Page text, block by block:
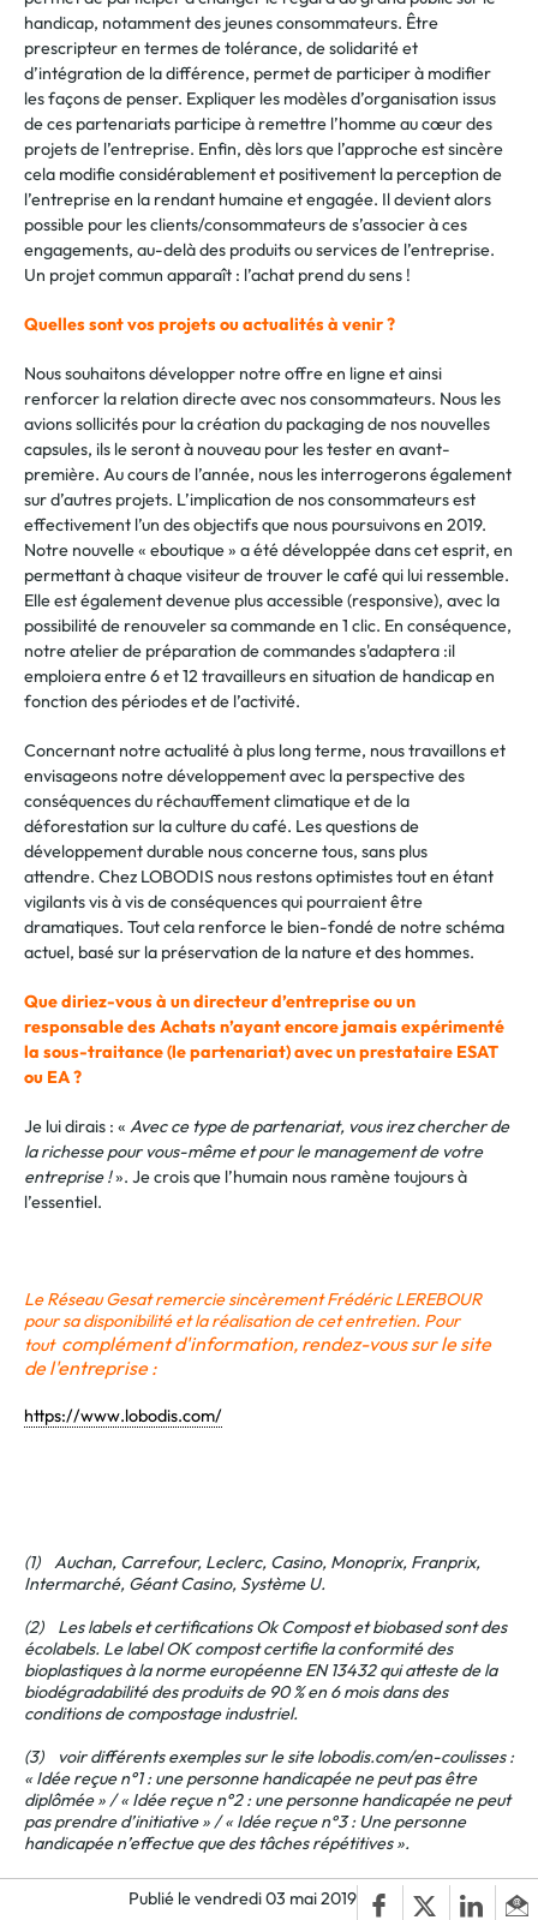
handicap, notamment des jeunes consommateurs. Être
prescripteur en termes de tolérance, de solidarité et
d’intégration de la différence, permet de participer à modifier
les façons de penser. Expliquer les modèles d’organisation issus
de ces partenariats participe à remettre l’homme au cœur des
projets de l’entreprise. Enfin, dès lors que l’approche est sincère
cela modifie considérablement et positivement la perception de
l’entreprise en la rendant humaine et engagée. Il devient alors
possible pour les clients/consommateurs de s’associer à ces
engagements, au-delà des produits ou services de l’entreprise.
Un projet commun apparaît : l’achat prend du sens !
Quelles sont vos projets ou actualités à venir ?
Nous souhaitons développer notre offre en ligne et ainsi
renforcer la relation directe avec nos consommateurs. Nous les
avions sollicités pour la création du packaging de nos nouvelles
capsules, ils le seront à nouveau pour les tester en avant-
première. Au cours de l’année, nous les interrogerons également
sur d’autres projets. L’implication de nos consommateurs est
effectivement l’un des objectifs que nous poursuivons en 2019.
Notre nouvelle« eboutique » a été développée dans cet esprit, en
permettant à chaque visiteur de trouver le café qui lui ressemble.
Elle est également devenue plus accessible (responsive), avec la
possibilité de renouveler sa commande en 1 clic. En conséquence,
notre atelier de préparation de commandes s'adaptera :il
emploiera entre 6 et 12 travailleurs en situation de handicap en
fonction des périodes et de l’activité.
Concernant notre actualité à plus long terme, nous travaillons et
envisageons notre développement avec la perspective des
conséquences du réchauffement climatique et de la
déforestation sur la culture du café. Les questions de
développement durable nous concerne tous, sans plus
attendre. Chez LOBODIS nous restons optimistes tout en étant
vigilants vis à vis de conséquences qui pourraient être
dramatiques. Tout cela renforce le bien-fondé de notre schéma
actuel, basé sur la préservation de la nature et des hommes.
Que diriez-vous à un directeur d’entreprise ou un
responsable des Achats n’ayant encore jamais expérimenté
la sous-traitance (le partenariat) avec un prestataire ESAT
ou EA ?
Je lui dirais : « Avec ce type de partenariat, vous irez chercher de
la richesse pour vous-même et pour le management de votre
entreprise !». Je crois que l’humain nous ramène toujours à
l’essentiel.
Le Réseau Gesat remercie sincèrement Frédéric LEREBOUR
pour sa disponibilité et la réalisation de cet entretien. Pour
tout complément d'information, rendez-vous sur le site
de l'entreprise :
https://www.lobodis.com/
(1) Auchan, Carrefour, Leclerc, Casino, Monoprix, Franprix,
Intermarché, Géant Casino, Système U.
(2) Les labels et certifications Ok Compost et biobased sont des
écolabels. Le label OK compost certifie la conformité des
bioplastiques à la norme européenne EN 13432 qui atteste de la
biodégradabilité des produits de 90 % en 6 mois dans des
conditions de compostage industriel.
(3) voir différents exemples sur le site lobodis.com/en-coulisses :
« Idée reçue n°1 : une personne handicapée ne peut pas être
diplômée » / « Idée reçue n°2 : une personne handicapée ne peut
pas prendre d’initiative » / « Idée reçue n°3 : Une personne
handicapée n’effectue que des tâches répétitives ».
Publié le vendredi 03 mai 2019